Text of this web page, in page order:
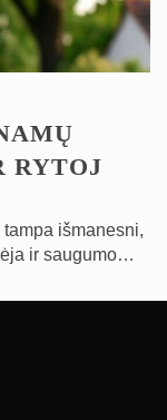
RYTOJ
išmanesni,
ir saugumo…